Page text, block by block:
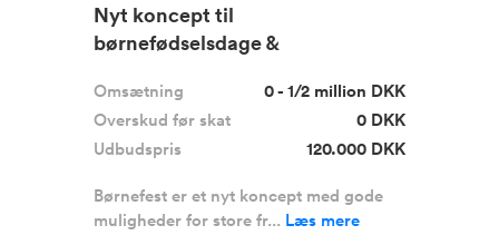
Nyt koncept til
børnefødselsdage &
Omsætning
0 - 1/2 million DKK
Overskud før skat
0 DKK
Udbudspris
120.000 DKK
Børnefest er et nyt koncept med gode
muligheder for store fr... Læs mere